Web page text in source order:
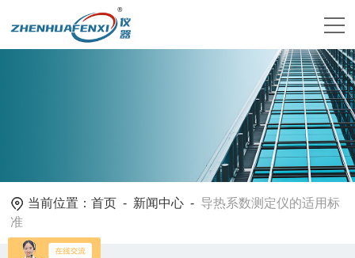
当前位置：首页 - 新闻中心 - 导热系数测定仪的适用标
准